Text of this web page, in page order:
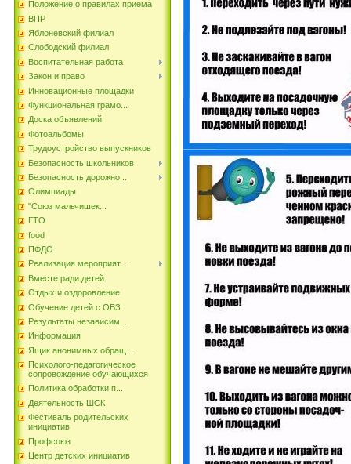
Положение о правилах приема
ВПР
Яблоневский филиал
Слободский филиал
Воспитательная работа
Закон и право
Инновационные площадки
Функциональная грамо...
Доска объявлений
Фотоальбомы
Трудоустройство выпускников
Безопасность школьников
Безопасность дорожно...
Олимпиады
"Союз мальчишек...
ГТО
food
ПФДО
Реализация мероприят...
Вместе ради детей
Отдых и оздоровление
Обучение детей с ОВЗ
Результаты независим...
Информация
Ящик анонимных обращ...
Психолого-педагогическое
сопровождение обучающихся
Политика обработки п...
Деятельность ШСК
Фестиваль родительских
инициатив
Профсоюз
Центр детских инициатив